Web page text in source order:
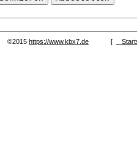
©2015 https://www.kbx7.de [